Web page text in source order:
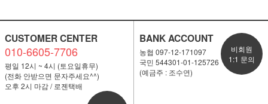
CUSTOMER CENTER
010-6605-7706
평일 12시 ~ 4시 (토요일휴무)
(전화 안받으면 문자주세요^^)
오후 2시 마감 / 로젠택배
BANK ACCOUNT
농협 097-12-171097
국민 544301-01-125726
(예금주 : 조수연)
비회원
1:1 문의